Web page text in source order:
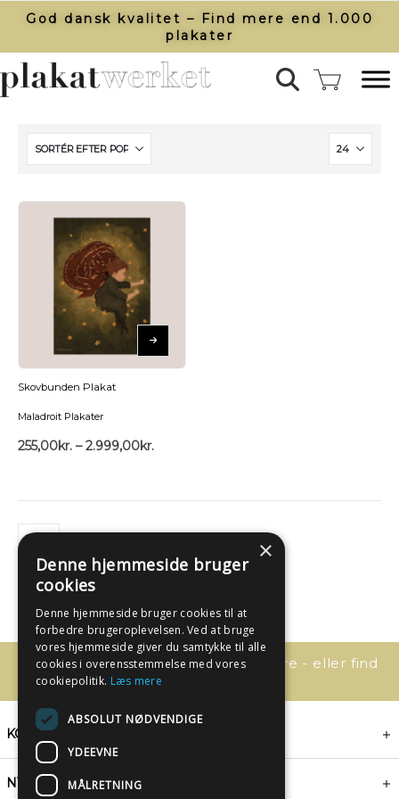
God dansk kvalitet – Find mere end 1.000
plakater​
Skovbunden Plakat
Maladroit Plakater
255,00kr. – 2.999,00kr.
Har du spørgsmål, så kontakt os bare - eller find
svaret her:
KONTAKT
NYHEDSBREV
×
Denne hjemmeside bruger
cookies
Denne hjemmeside bruger cookies til at
forbedre brugeroplevelsen. Ved at bruge
vores hjemmeside giver du samtykke til alle
cookies i overensstemmelse med vores
cookiepolitik. Læs mere
ABSOLUT NØDVENDIGE
YDEEVNE
MÅLRETNING